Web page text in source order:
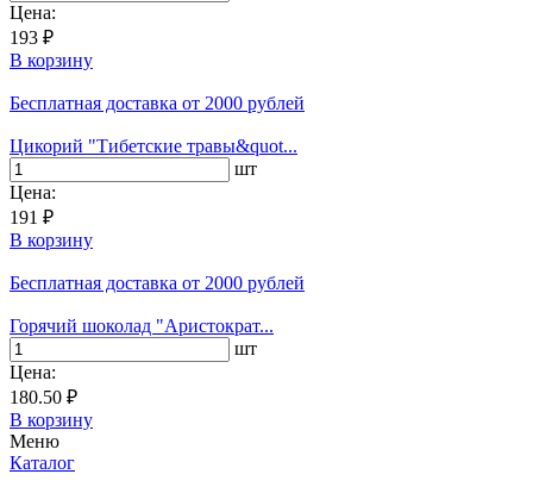
Цена:
193 ₽
В корзину
Бесплатная доставка от 2000 рублей
Цикорий "Тибетские травы&quot...
шт
Цена:
191 ₽
В корзину
Бесплатная доставка от 2000 рублей
Горячий шоколад "Аристократ...
шт
Цена:
180.50 ₽
В корзину
Меню
Каталог